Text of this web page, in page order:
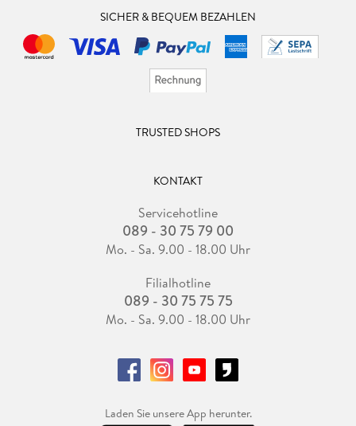
SICHER & BEQUEM BEZAHLEN
TRUSTED SHOPS
KONTAKT
Servicehotline
089 - 30 75 79 00
Mo. - Sa. 9.00 - 18.00 Uhr
Filialhotline
089 - 30 75 75 75
Mo. - Sa. 9.00 - 18.00 Uhr
Laden Sie unsere App herunter.